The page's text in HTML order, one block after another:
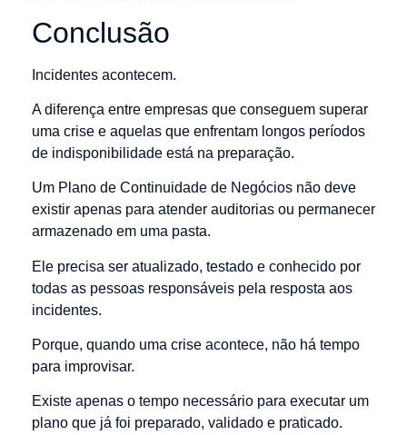
Conclusão
Incidentes acontecem.
A diferença entre empresas que conseguem superar
uma crise e aquelas que enfrentam longos períodos
de indisponibilidade está na preparação.
Um Plano de Continuidade de Negócios não deve
existir apenas para atender auditorias ou permanecer
armazenado em uma pasta.
Ele precisa ser atualizado, testado e conhecido por
todas as pessoas responsáveis pela resposta aos
incidentes.
Porque, quando uma crise acontece, não há tempo
para improvisar.
Existe apenas o tempo necessário para executar um
plano que já foi preparado, validado e praticado.